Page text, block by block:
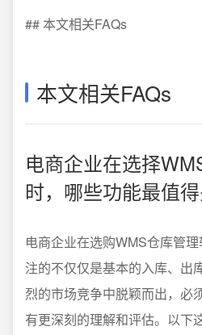
## 本文相关FAQs
本文相关FAQs
电商企业在选择
时，哪些功能最值得
电商企业在选购WMS仓库管
注的不仅仅是基本的入库、出
烈的市场竞争中脱颖而出，必
有更深刻的理解和评估。以下